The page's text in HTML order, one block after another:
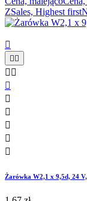
ZSales, Highest first

 
 






Żarówka W2,1 x 9,5d, 24 V,